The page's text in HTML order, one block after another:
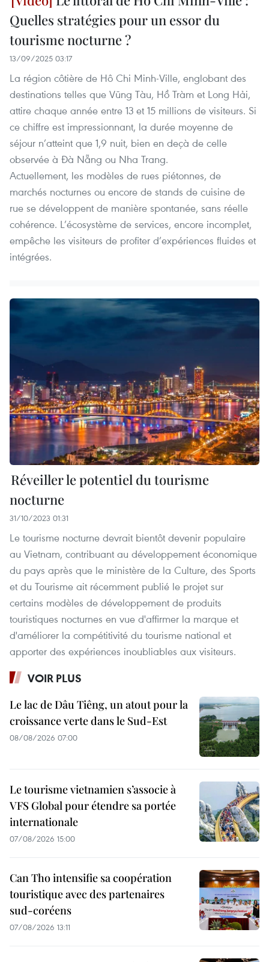
Quelles stratégies pour un essor du
tourisme nocturne ?
13/09/2025 03:17
La région côtière de Hô Chi Minh-Ville, englobant des
destinations telles que Vũng Tàu, Hồ Tràm et Long Hải,
attire chaque année entre 13 et 15 millions de visiteurs. Si
ce chiffre est impressionnant, la durée moyenne de
séjour n’atteint que 1,9 nuit, bien en deçà de celle
observée à Đà Nẵng ou Nha Trang.
Actuellement, les modèles de rues piétonnes, de
marchés nocturnes ou encore de stands de cuisine de
rue se développent de manière spontanée, sans réelle
cohérence. L’écosystème de services, encore incomplet,
empêche les visiteurs de profiter d’expériences fluides et
intégrées.
Réveiller le potentiel du tourisme
nocturne
31/10/2023 01:31
Le tourisme nocturne devrait bientôt devenir populaire
au Vietnam, contribuant au développement économique
du pays après que le ministère de la Culture, des Sports
et du Tourisme ait récemment publié le projet sur
certains modèles de développement de produits
touristiques nocturnes en vue d'affirmer la marque et
d'améliorer la compétitivité du tourisme national et
apporter des expériences inoubliables aux visiteurs.
VOIR PLUS
Le lac de Dâu Tiêng, un atout pour la
croissance verte dans le Sud-Est
08/08/2026 07:00
Le tourisme vietnamien s’associe à
VFS Global pour étendre sa portée
internationale
07/08/2026 15:00
Can Tho intensifie sa coopération
touristique avec des partenaires
sud-coréens
07/08/2026 13:11